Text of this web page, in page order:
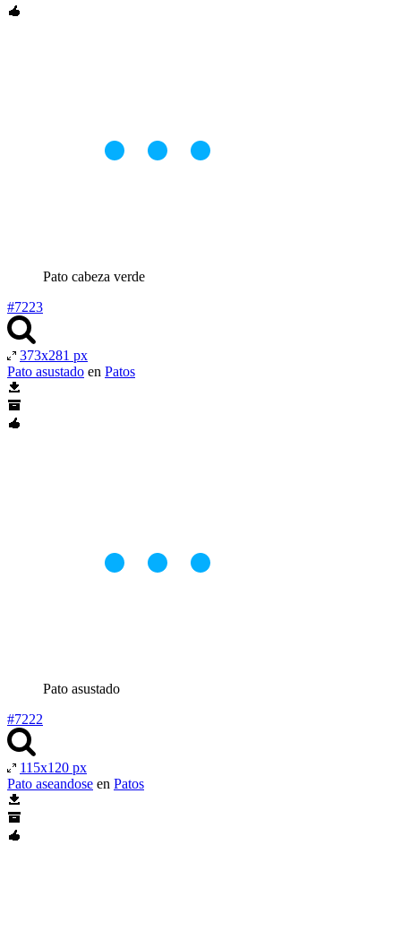
Pato cabeza verde
#7223
373x281 px
Pato asustado en Patos
Pato asustado
#7222
115x120 px
Pato aseandose en Patos